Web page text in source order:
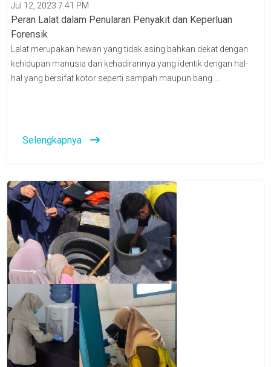
Jul 12, 2023 7:41 PM
Peran Lalat dalam Penularan Penyakit dan Keperluan
Forensik
Lalat merupakan hewan yang tidak asing bahkan dekat dengan
kehidupan manusia dan kehadirannya yang identik dengan hal-
hal yang bersifat kotor seperti sampah maupun bang ...
Selengkapnya